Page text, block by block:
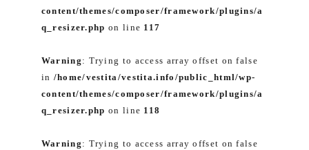
content/themes/composer/framework/plugins/a
q_resizer.php on line 117
Warning : Trying to access array offset on false
in /home/vestita/vestita.info/public_html/wp-
content/themes/composer/framework/plugins/a
q_resizer.php on line 118
Warning : Trying to access array offset on false